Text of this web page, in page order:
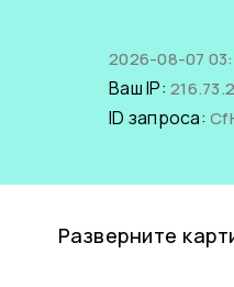
2026-08-07
Ваш IP:
ID запроса:
Разверните